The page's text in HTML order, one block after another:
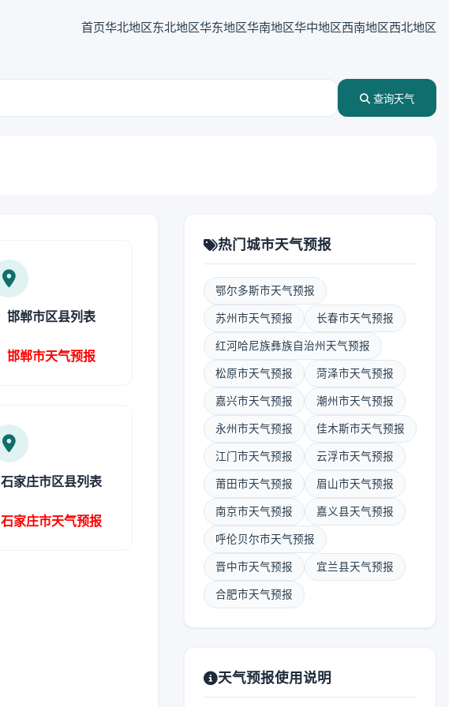
首页华北地区东北地区华东地区华南地区华中地区西南地区西北地区
查询天气
邯郸市区县列表
邯郸市天气预报
石家庄市区县列表
石家庄市天气预报
热门城市天气预报
鄂尔多斯市天气预报
苏州市天气预报 长春市天气预报
红河哈尼族彝族自治州天气预报
松原市天气预报 菏泽市天气预报
嘉兴市天气预报 潮州市天气预报
永州市天气预报 佳木斯市天气预报
江门市天气预报 云浮市天气预报
莆田市天气预报 眉山市天气预报
南京市天气预报 嘉义县天气预报
呼伦贝尔市天气预报
晋中市天气预报 宜兰县天气预报
合肥市天气预报
天气预报使用说明